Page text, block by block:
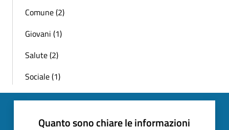
Comune (2)
Giovani (1)
Salute (2)
Sociale (1)
Quanto sono chiare le informazioni